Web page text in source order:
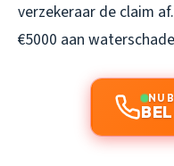
verzekeraar de claim
€5000 aan
NU